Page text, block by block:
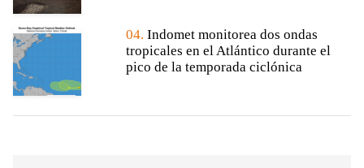
04. Indomet monitorea dos ondas
tropicales en el Atlántico durante el
pico de la temporada ciclónica